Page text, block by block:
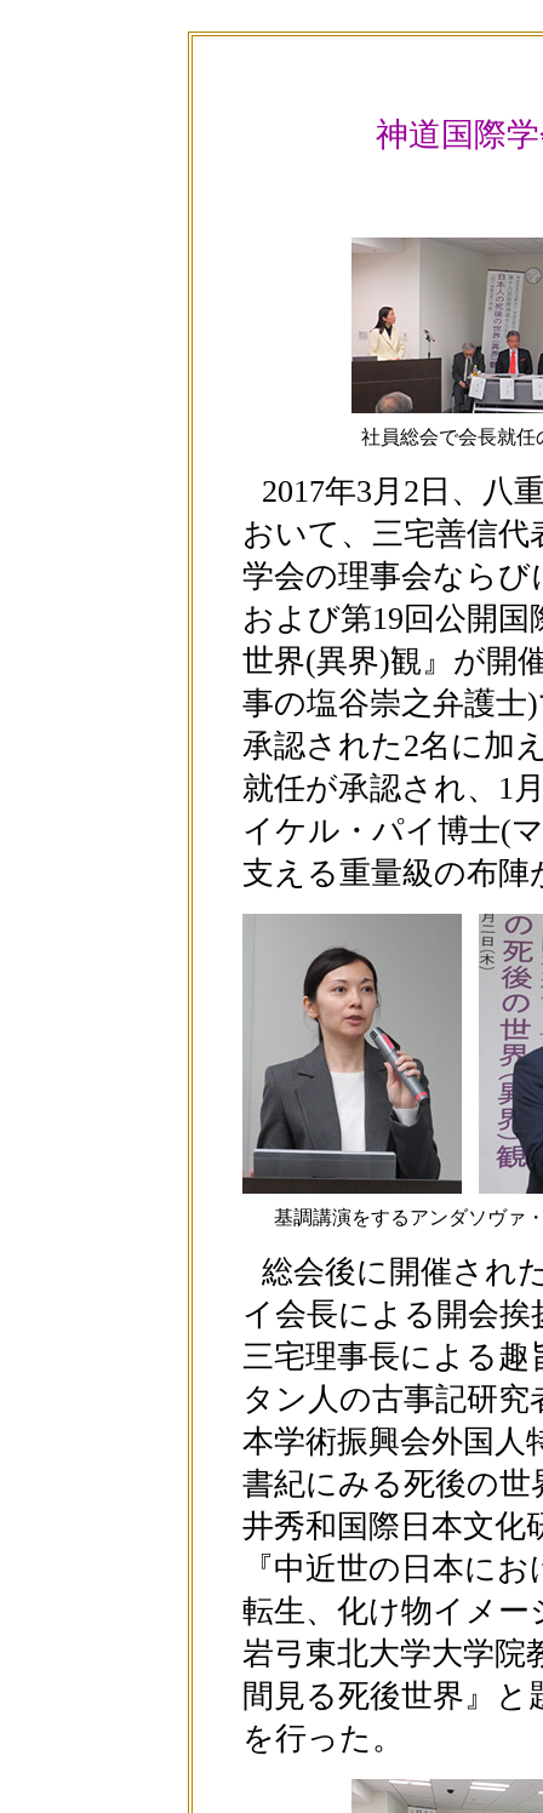
神道国際
社員総会で会長就任
2017年3月2日、八
おいて、三宅善信
学会の理事会ならび
および第19回公開
世界(異界)観』が開
事の塩谷崇之弁護士
承認された2名に加
就任が承認され、1
イケル・パイ博士(
支える重量級の布陣
基調講演をするアンダソヴァ
総会後に開催され
イ会長による開会
三宅理事長による
タン人の古事記研
本学術振興会外国人
書紀にみる死後の
井秀和国際日本文化
『中近世の日本に
転生、化け物イメー
岩弓東北大学大学院
間見る死後世界』
を行った。